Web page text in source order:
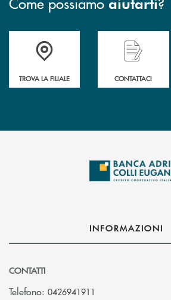
Accedi all' elenco completo delle filiali .
TROVA LA FILIALE
Hai bisogno di
CONTATTACI
INFORMAZIONI
CONTATTI
Telefono: 0426941911